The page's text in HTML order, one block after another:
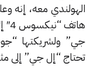
معه، إنه وعلى
هاتف
ولشريكتها
“إل جي” إلى مثل